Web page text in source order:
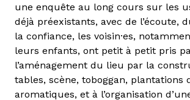
une enquête au long cours sur les
déjà préexistants, avec de l’écoute,
la confiance, les voisin·es,
leurs enfants, ont petit à petit pris
l’aménagement du lieu par la
tables, scène, toboggan, plantations
aromatiques, et à l’organisation